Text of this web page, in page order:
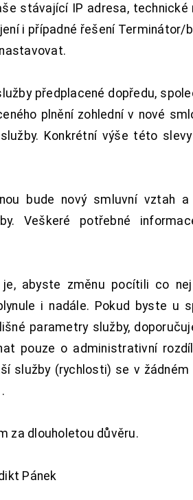
stávající IP adresa, technické
i případné řešení Terminátor/
předplacené dopředu,
plnění zohlední v nové
Konkrétní výše této
bude nový smluvní vztah
Veškeré potřebné
abyste změnu pocítili co
i nadále. Pokud byste u
parametry služby,
pouze o administrativní
služby (rychlosti) se v
za dlouholetou důvěru.
Pánek